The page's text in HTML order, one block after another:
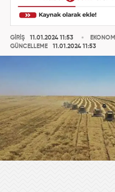
GİRİŞ
11.01.2024 11:53
GÜNCELLEME
11.01.2024 11:53
EKONOMİ